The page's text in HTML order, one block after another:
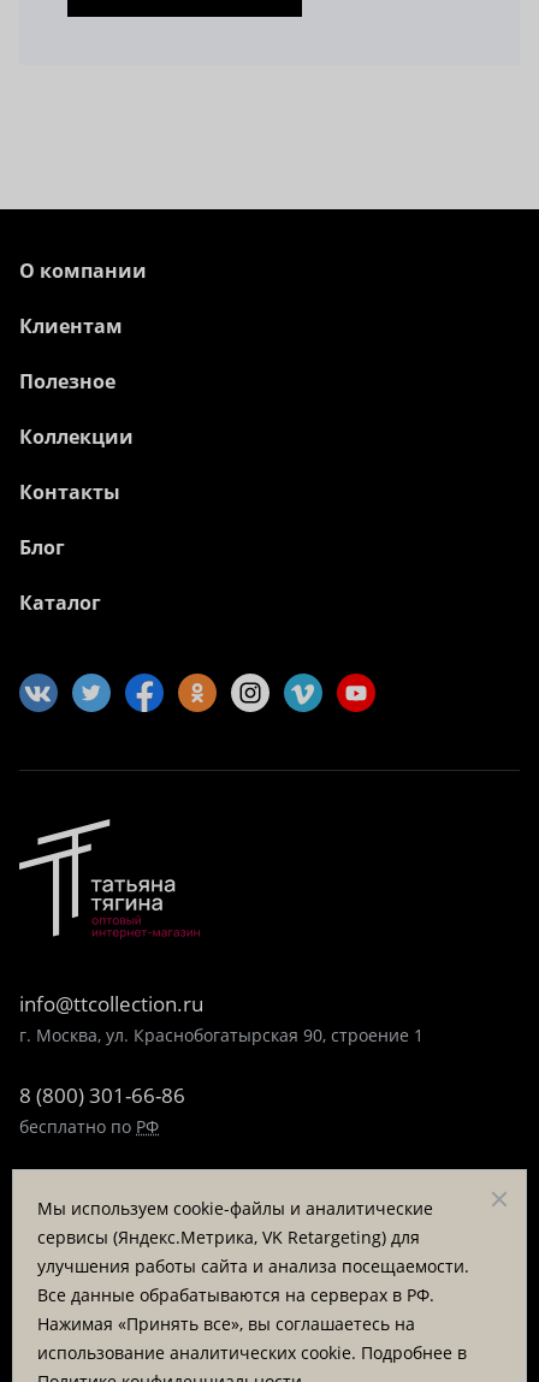
О компании
Клиентам
Полезное
Коллекции
Контакты
Блог
Каталог
info@ttcollection.ru
г. Москва, ул. Краснобогатырская 90, строение 1
8 (800) 301-66-86
бесплатно по РФ
пн-пт 9:00-17:00
Заказать звонок
Мы используем cookie-файлы и аналитические
сервисы (Яндекс.Метрика, VK Retargeting) для
улучшения работы сайта и анализа посещаемости.
Все данные обрабатываются на серверах в РФ.
Нажимая «Принять все», вы соглашаетесь на
использование аналитических cookie. Подробнее в